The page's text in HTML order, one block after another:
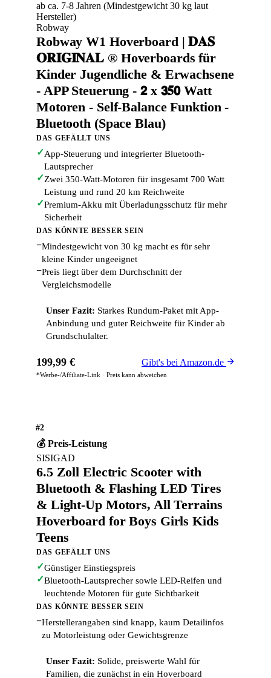
ab ca. 7-8 Jahren (Mindestgewicht 30 kg laut
Hersteller)
Robway
Robway W1 Hoverboard | 𝐃𝐀𝐒
𝐎𝐑𝐈𝐆𝐈𝐍𝐀𝐋 ® Hoverboards für
Kinder Jugendliche & Erwachsene
- APP Steuerung - 𝟮 x 𝟯𝟓𝟬 Watt
Motoren - Self-Balance Funktion -
Bluetooth (Space Blau)
DAS GEFÄLLT UNS
✓App-Steuerung und integrierter Bluetooth-
Lautsprecher
✓Zwei 350-Watt-Motoren für insgesamt 700 Watt
Leistung und rund 20 km Reichweite
✓Premium-Akku mit Überladungsschutz für mehr
Sicherheit
DAS KÖNNTE BESSER SEIN
−Mindestgewicht von 30 kg macht es für sehr
kleine Kinder ungeeignet
−Preis liegt über dem Durchschnitt der
Vergleichsmodelle
Unser Fazit: Starkes Rundum-Paket mit App-
Anbindung und guter Reichweite für Kinder ab
Grundschulalter.
199,99 € Gibt's bei Amazon.de
*Werbe-/Affiliate-Link · Preis kann abweichen
#2
💰 Preis-Leistung
SISIGAD
6.5 Zoll Electric Scooter with
Bluetooth & Flashing LED Tires
& Light-Up Motors, All Terrains
Hoverboard for Boys Girls Kids
Teens
DAS GEFÄLLT UNS
✓Günstiger Einstiegspreis
✓Bluetooth-Lautsprecher sowie LED-Reifen und
leuchtende Motoren für gute Sichtbarkeit
DAS KÖNNTE BESSER SEIN
−Herstellerangaben sind knapp, kaum Detailinfos
zu Motorleistung oder Gewichtsgrenze
Unser Fazit: Solide, preiswerte Wahl für
Familien, die zunächst in ein Hoverboard